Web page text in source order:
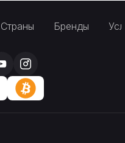
Страны Бренды